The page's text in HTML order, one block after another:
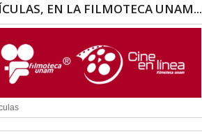
EN LA FILMOTECA UNAM...